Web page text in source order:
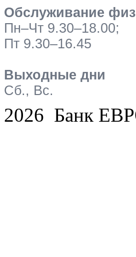
Обслуживание
Пн–Чт 9.30–18.00;
Пт 9.30–16.45
Выходные дни
Сб., Вс.
2026 Банк